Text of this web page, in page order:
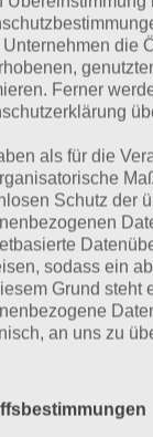
to be King
Screenshot – (c)
Studios
von Road
du kannst
freischalten.
sorgt
von
Unternehmen die
Ferner
als für die
Schutz der
sodass ein
Grund steht
an uns zu